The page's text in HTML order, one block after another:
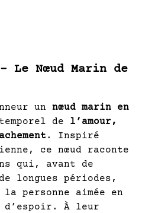
Le Nœud Marin de
un nœud marin en
de l’amour,
. Inspiré
ce nœud raconte
qui, avant de
longues périodes,
personne aimée en
À leur